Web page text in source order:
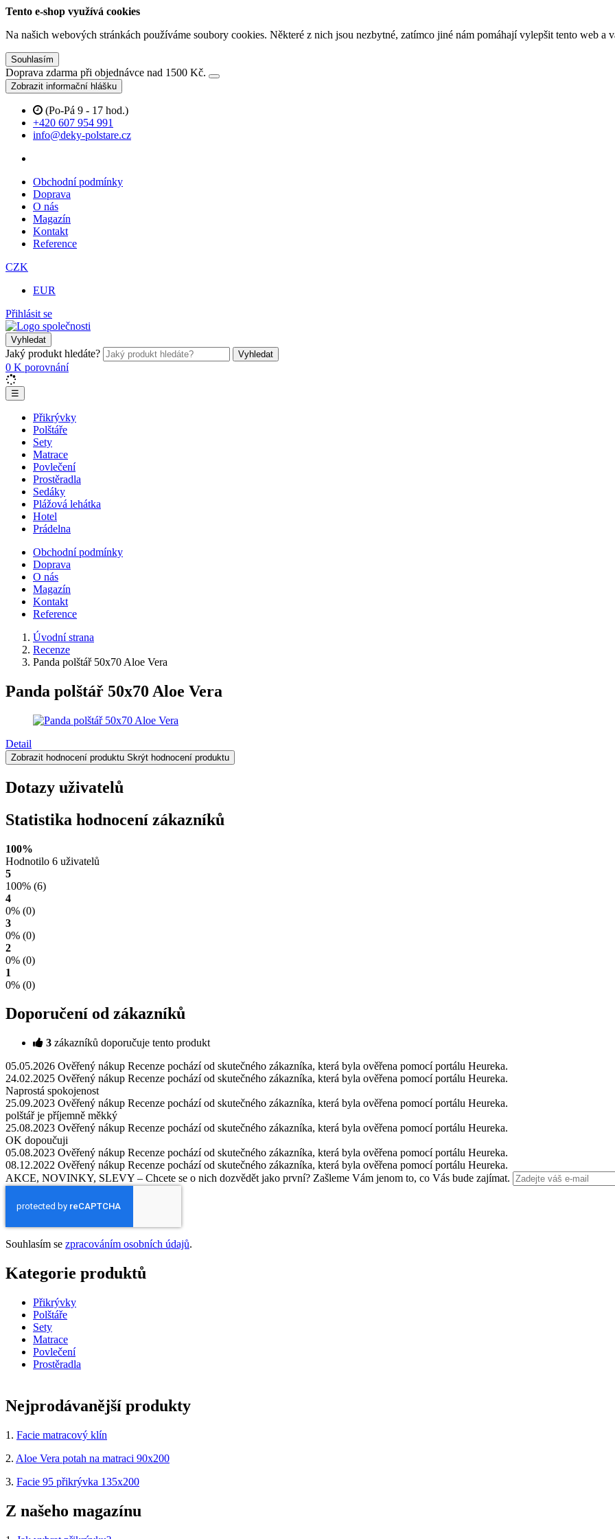
Tento e-shop využívá cookies
Na našich webových stránkách používáme soubory cookies. Některé z nich jsou nezbytné, zatímco jiné nám pomáhají vylepšit tento web a
Souhlasím
Doprava zdarma při objednávce nad 1500 Kč.
Zobrazit informační hlášku
(Po-Pá 9 - 17 hod.)
+420 607 954 991
info@deky-polstare.cz
Obchodní podmínky
Doprava
O nás
Magazín
Kontakt
Reference
CZK
EUR
Přihlásit se
Vyhledat
Jaký produkt hledáte? Vyhledat
0 K porovnání
☰
Přikrývky
Polštáře
Sety
Matrace
Povlečení
Prostěradla
Sedáky
Plážová lehátka
Hotel
Prádelna
Obchodní podmínky
Doprava
O nás
Magazín
Kontakt
Reference
Úvodní strana
Recenze
Panda polštář 50x70 Aloe Vera
Panda polštář 50x70 Aloe Vera
Detail
Zobrazit hodnocení produktu Skrýt hodnocení produktu
Dotazy uživatelů
Statistika hodnocení zákazníků
100%
Hodnotilo 6 uživatelů
5
100% (6)
4
0% (0)
3
0% (0)
2
0% (0)
1
0% (0)
Doporučení od zákazníků
3 zákazníků doporučuje tento produkt
05.05.2026 Ověřený nákup Recenze pochází od skutečného zákazníka, která byla ověřena pomocí portálu Heureka.
24.02.2025 Ověřený nákup Recenze pochází od skutečného zákazníka, která byla ověřena pomocí portálu Heureka.
Naprostá spokojenost
25.09.2023 Ověřený nákup Recenze pochází od skutečného zákazníka, která byla ověřena pomocí portálu Heureka.
polštář je příjemně měkký
25.08.2023 Ověřený nákup Recenze pochází od skutečného zákazníka, která byla ověřena pomocí portálu Heureka.
OK dopoučuji
05.08.2023 Ověřený nákup Recenze pochází od skutečného zákazníka, která byla ověřena pomocí portálu Heureka.
08.12.2022 Ověřený nákup Recenze pochází od skutečného zákazníka, která byla ověřena pomocí portálu Heureka.
AKCE, NOVINKY, SLEVY – Chcete se o nich dozvědět jako první? Zašleme Vám jenom to, co Vás bude zajímat.
Souhlasím se zpracováním osobních údajů.
Kategorie produktů
Přikrývky
Polštáře
Sety
Matrace
Povlečení
Prostěradla
Nejprodávanější produkty
1. Facie matracový klín
2. Aloe Vera potah na matraci 90x200
3. Facie 95 přikrývka 135x200
Z našeho magazínu